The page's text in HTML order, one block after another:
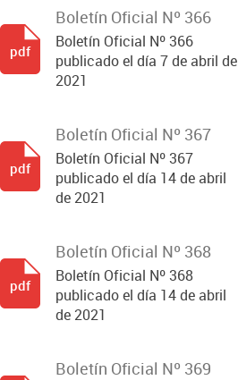
Boletín Oficial Nº 366
Boletín Oficial Nº 366
publicado el día 7 de abril de
2021
pdf
Boletín Oficial Nº 367
Boletín Oficial Nº 367
publicado el día 14 de abril
de 2021
pdf
Boletín Oficial Nº 368
Boletín Oficial Nº 368
publicado el día 14 de abril
de 2021
pdf
Boletín Oficial Nº 369